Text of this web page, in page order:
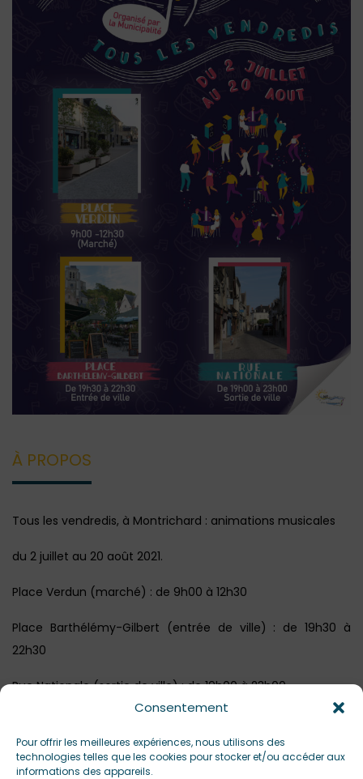
Consentement
Pour offrir les meilleures expériences, nous utilisons des
technologies telles que les cookies pour stocker et/ou accéder aux
informations des appareils.
À PROPOS
Tous les vendredis, à Montrichard : animations musicales
du 2 juillet au 20 août 2021.
Place Verdun (marché) : de 9h00 à 12h30
Place Barthélémy-Gilbert (entrée de ville) : de 19h30 à
22h30
Rue Nationale (sortie de ville) : de 19h00 à 23h00